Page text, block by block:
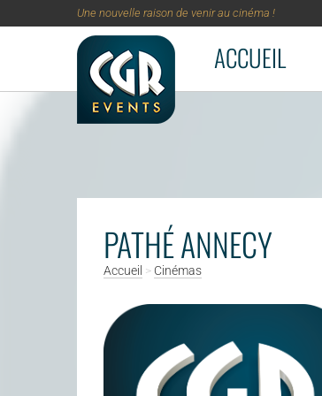
Aller au contenu principal
Une nouvelle raison de venir au cinéma !
ACCUEIL
PATHÉ ANNECY
Accueil > Cinémas